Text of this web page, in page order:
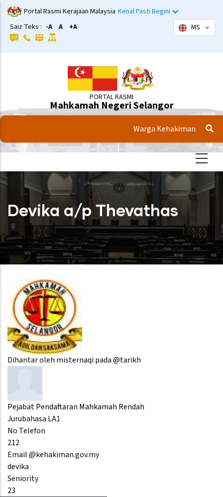
Langkau
ke
kandungan
utama
Portal Rasmi Kerajaan Malaysia Kenal Pasti Begini
Saiz Teks : -A A +A MS
PORTAL RASMI
Mahkamah Negeri Selangor
Warga Kehakiman
Devika a/p Thevathas
Dihantar oleh misternaqipada @tarikh
Pejabat Pendaftaran Mahkamah Rendah
Jurubahasa LA1
No Telefon
212
Email @kehakiman.gov.my
devika
Seniority
23